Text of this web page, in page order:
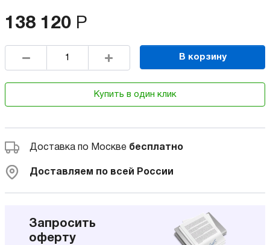
138 120 Р
В корзину
Купить в один клик
Доставка по Москве бесплатно
Доставляем по всей России
Запросить
оферту